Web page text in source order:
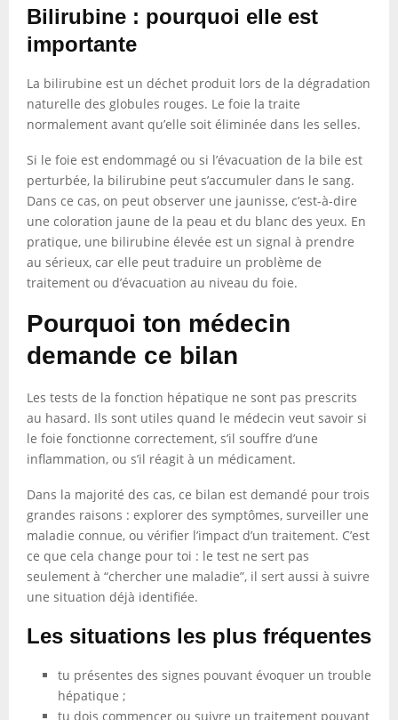
Bilirubine : pourquoi elle est
importante
La bilirubine est un déchet produit lors de la dégradation
naturelle des globules rouges. Le foie la traite
normalement avant qu’elle soit éliminée dans les selles.
Si le foie est endommagé ou si l’évacuation de la bile est
perturbée, la bilirubine peut s’accumuler dans le sang.
Dans ce cas, on peut observer une jaunisse, c’est-à-dire
une coloration jaune de la peau et du blanc des yeux. En
pratique, une bilirubine élevée est un signal à prendre
au sérieux, car elle peut traduire un problème de
traitement ou d’évacuation au niveau du foie.
Pourquoi ton médecin
demande ce bilan
Les tests de la fonction hépatique ne sont pas prescrits
au hasard. Ils sont utiles quand le médecin veut savoir si
le foie fonctionne correctement, s’il souffre d’une
inflammation, ou s’il réagit à un médicament.
Dans la majorité des cas, ce bilan est demandé pour trois
grandes raisons : explorer des symptômes, surveiller une
maladie connue, ou vérifier l’impact d’un traitement. C’est
ce que cela change pour toi : le test ne sert pas
seulement à “chercher une maladie”, il sert aussi à suivre
une situation déjà identifiée.
Les situations les plus fréquentes
tu présentes des signes pouvant évoquer un trouble
hépatique ;
tu dois commencer ou suivre un traitement pouvant